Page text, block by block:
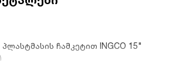
ჩამკეტით INGCO 15"